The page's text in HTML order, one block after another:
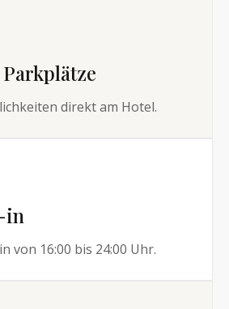
direkt am Hotel.
in
von 16:00 bis 24:00 Uhr.